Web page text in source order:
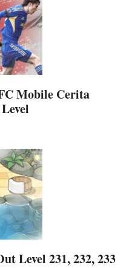
Mobile Cerita
Level 231, 232, 233